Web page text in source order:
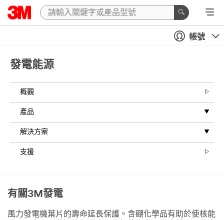
帳號
發電能源
概觀
產品
解決方案
支援
有關3M發電
風力發電機葉片的壽命延長保護。含硼化學品有助於使核能